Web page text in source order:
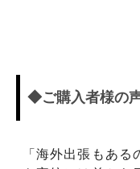
◆ご購入者様の
「海外出張もあ